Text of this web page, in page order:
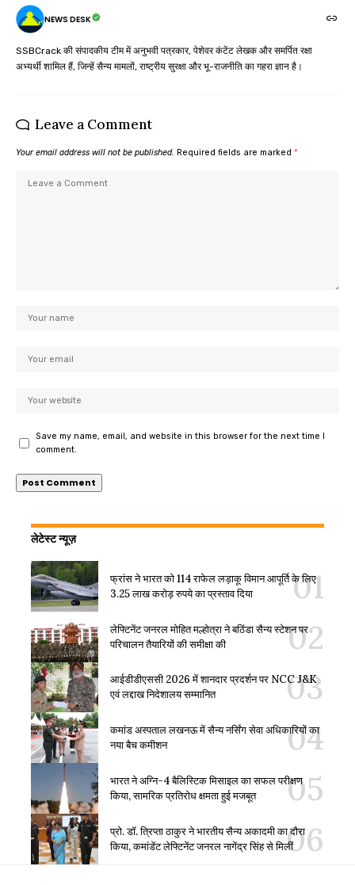
NEWS DESK
SSBCrack की संपादकीय टीम में अनुभवी पत्रकार, पेशेवर कंटेंट लेखक और समर्पित रक्षा
अभ्यर्थी शामिल हैं, जिन्हें सैन्य मामलों, राष्ट्रीय सुरक्षा और भू-राजनीति का गहरा ज्ञान है।
Leave a Comment
Your email address will not be published. Required fields are marked *
Save my name, email, and website in this browser for the next time I
comment.
लेटेस्ट न्यूज़
फ्रांस ने भारत को 114 राफेल लड़ाकू विमान आपूर्ति के लिए
3.25 लाख करोड़ रुपये का प्रस्ताव दिया
लेफ्टिनेंट जनरल मोहित मल्होत्रा ने बठिंडा सैन्य स्टेशन पर
परिचालन तैयारियों की समीक्षा की
आईडीडीएससी 2026 में शानदार प्रदर्शन पर NCC J&K
एवं लद्दाख निदेशालय सम्मानित
कमांड अस्पताल लखनऊ में सैन्य नर्सिंग सेवा अधिकारियों का
नया बैच कमीशन
भारत ने अग्नि-4 बैलिस्टिक मिसाइल का सफल परीक्षण
किया, सामरिक प्रतिरोध क्षमता हुई मजबूत
प्रो. डॉ. त्रिप्ता ठाकुर ने भारतीय सैन्य अकादमी का दौरा
किया, कमांडेंट लेफ्टिनेंट जनरल नागेंद्र सिंह से मिलीं